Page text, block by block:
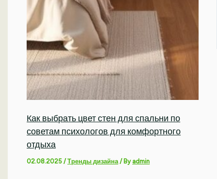
Как выбрать цвет стен для спальни по
советам психологов для комфортного
отдыха
02.08.2025/Тренды дизайна/ Byadmin